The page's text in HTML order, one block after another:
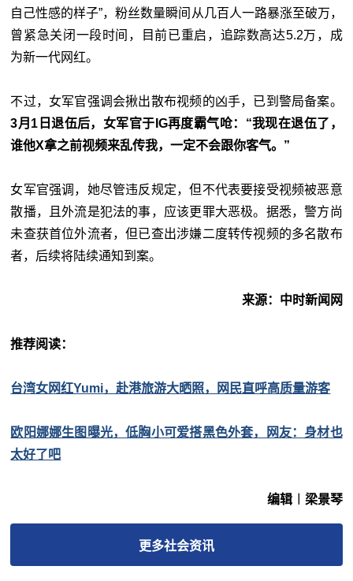
自己性感的样子”，粉丝数量瞬间从几百人一路暴涨至破万，
曾紧急关闭一段时间，目前已重启，追踪数高达5.2万，成
为新一代网红。
不过，女军官强调会揪出散布视频的凶手，已到警局备案。
3月1日退伍后，女军官于IG再度霸气呛：“我现在退伍了，
谁他X拿之前视频来乱传我，一定不会跟你客气。”
女军官强调，她尽管违反规定，但不代表要接受视频被恶意
散播，且外流是犯法的事，应该更罪大恶极。据悉，警方尚
未查获首位外流者，但已查出涉嫌二度转传视频的多名散布
者，后续将陆续通知到案。
来源：中时新闻网
推荐阅读：
台湾女网红Yumi，赴港旅游大晒照，网民直呼高质量游客
欧阳娜娜生图曝光，低胸小可爱搭黑色外套，网友：身材也
太好了吧
编辑︱梁景琴
更多社会资讯